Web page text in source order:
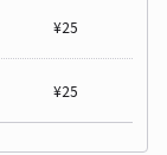
¥25
¥25